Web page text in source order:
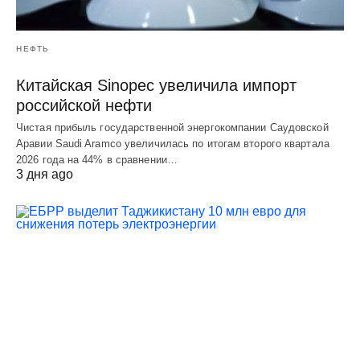
НЕФТЬ
Китайская Sinopec увеличила импорт
российской нефти
Чистая прибыль государственной энергокомпании Саудовской
Аравии Saudi Aramco увеличилась по итогам второго квартала
2026 года на 44% в сравнении…
3 дня ago